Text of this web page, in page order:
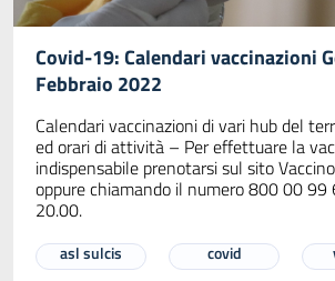
Covid-19: Calendari vaccinazioni
Febbraio 2022
Calendari vaccinazioni di vari hub del
ed orari di attività – Per effettuare la
indispensabile prenotarsi sul sito
oppure chiamando il numero 800 00
20.00.
asl sulcis covid